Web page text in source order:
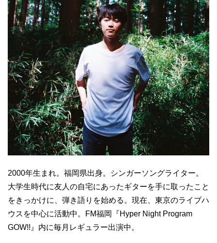
2000年生まれ。福岡県出身。シンガーソングライター。
大学生時代に友人の自宅にあったギターを手に取ったこと
をきっかけに、弾き語りを始める。現在、東京のライブハ
ウスを中心に活動中。FM福岡『Hyper Night Program
GOW!!』内に毎月レギュラー出演中。